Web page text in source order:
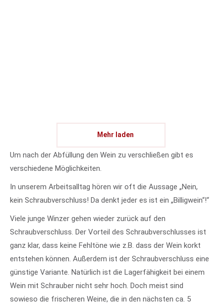
Mehr laden
Um nach der Abfüllung den Wein zu verschließen gibt es
verschiedene Möglichkeiten.
In unserem Arbeitsalltag hören wir oft die Aussage „Nein,
kein Schraubverschluss! Da denkt jeder es ist ein „Billigwein“!“
Viele junge Winzer gehen wieder zurück auf den
Schraubverschluss. Der Vorteil des Schraubverschlusses ist
ganz klar, dass keine Fehltöne wie z.B. dass der Wein korkt
entstehen können. Außerdem ist der Schraubverschluss eine
günstige Variante. Natürlich ist die Lagerfähigkeit bei einem
Wein mit Schrauber nicht sehr hoch. Doch meist sind
sowieso die frischeren Weine, die in den nächsten ca. 5